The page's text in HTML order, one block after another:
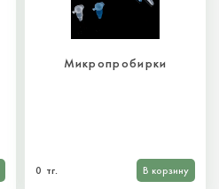
Микропробирки
0 тг. В корзину